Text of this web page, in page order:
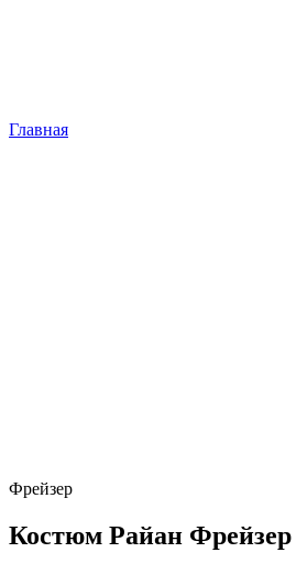
Главная
Фрейзер
Костюм Райан Фрейзер